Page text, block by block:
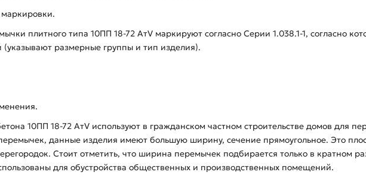
плитного типа 10ПП 18-72 АтV маркируют согласно Серии 1.038.1-1, согласно
размерные группы и тип изделия).
10ПП 18-72 АтV используют в гражданском частном строительстве домов для
данные изделия имеют большую ширину, сечение прямоугольное. Это
Стоит отметить, что ширина перемычек подбирается только в
для обустройства общественных и производственных помещений.